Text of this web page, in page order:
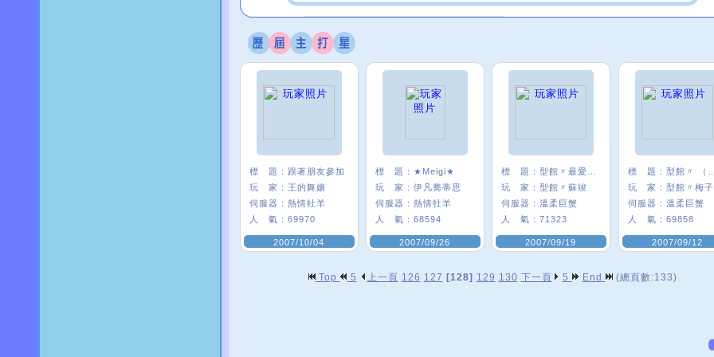
標 題： 跟著朋友參加
玩 家： 王的舞孃
伺服器： 熱情牡羊
人 氣： 69970
2007/10/04
標 題： ★Meigi★
玩 家： 伊凡蕎蒂思
伺服器： 熱情牡羊
人 氣： 68594
2007/09/26
標 題：
玩 家： 型館〃蘇竣
伺服器： 溫柔巨蟹
人 氣： 71323
2007/09/19
標 題：
玩 家： 型館〃梅子
伺服器： 溫柔巨蟹
人 氣： 69858
2007/09/12
Top 5 上一頁 126 127 [128] 129 130 下一頁 5 End (總頁數:133)